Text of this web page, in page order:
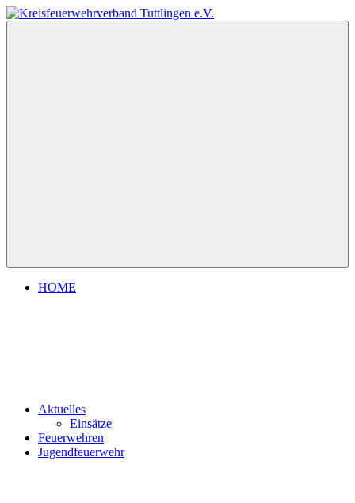
Zum
Inhalt
HOME
Aktuelles
Einsätze
Feuerwehren
Jugendfeuerwehr